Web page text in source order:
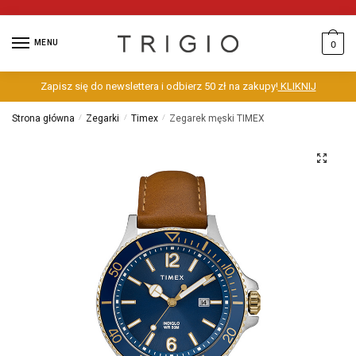
MENU 0
Zapisz się do newslettera i odbierz 50 zł na zakupy!KLIKNIJ
Strona główna / Zegarki / Timex / Zegarek męski TIMEX